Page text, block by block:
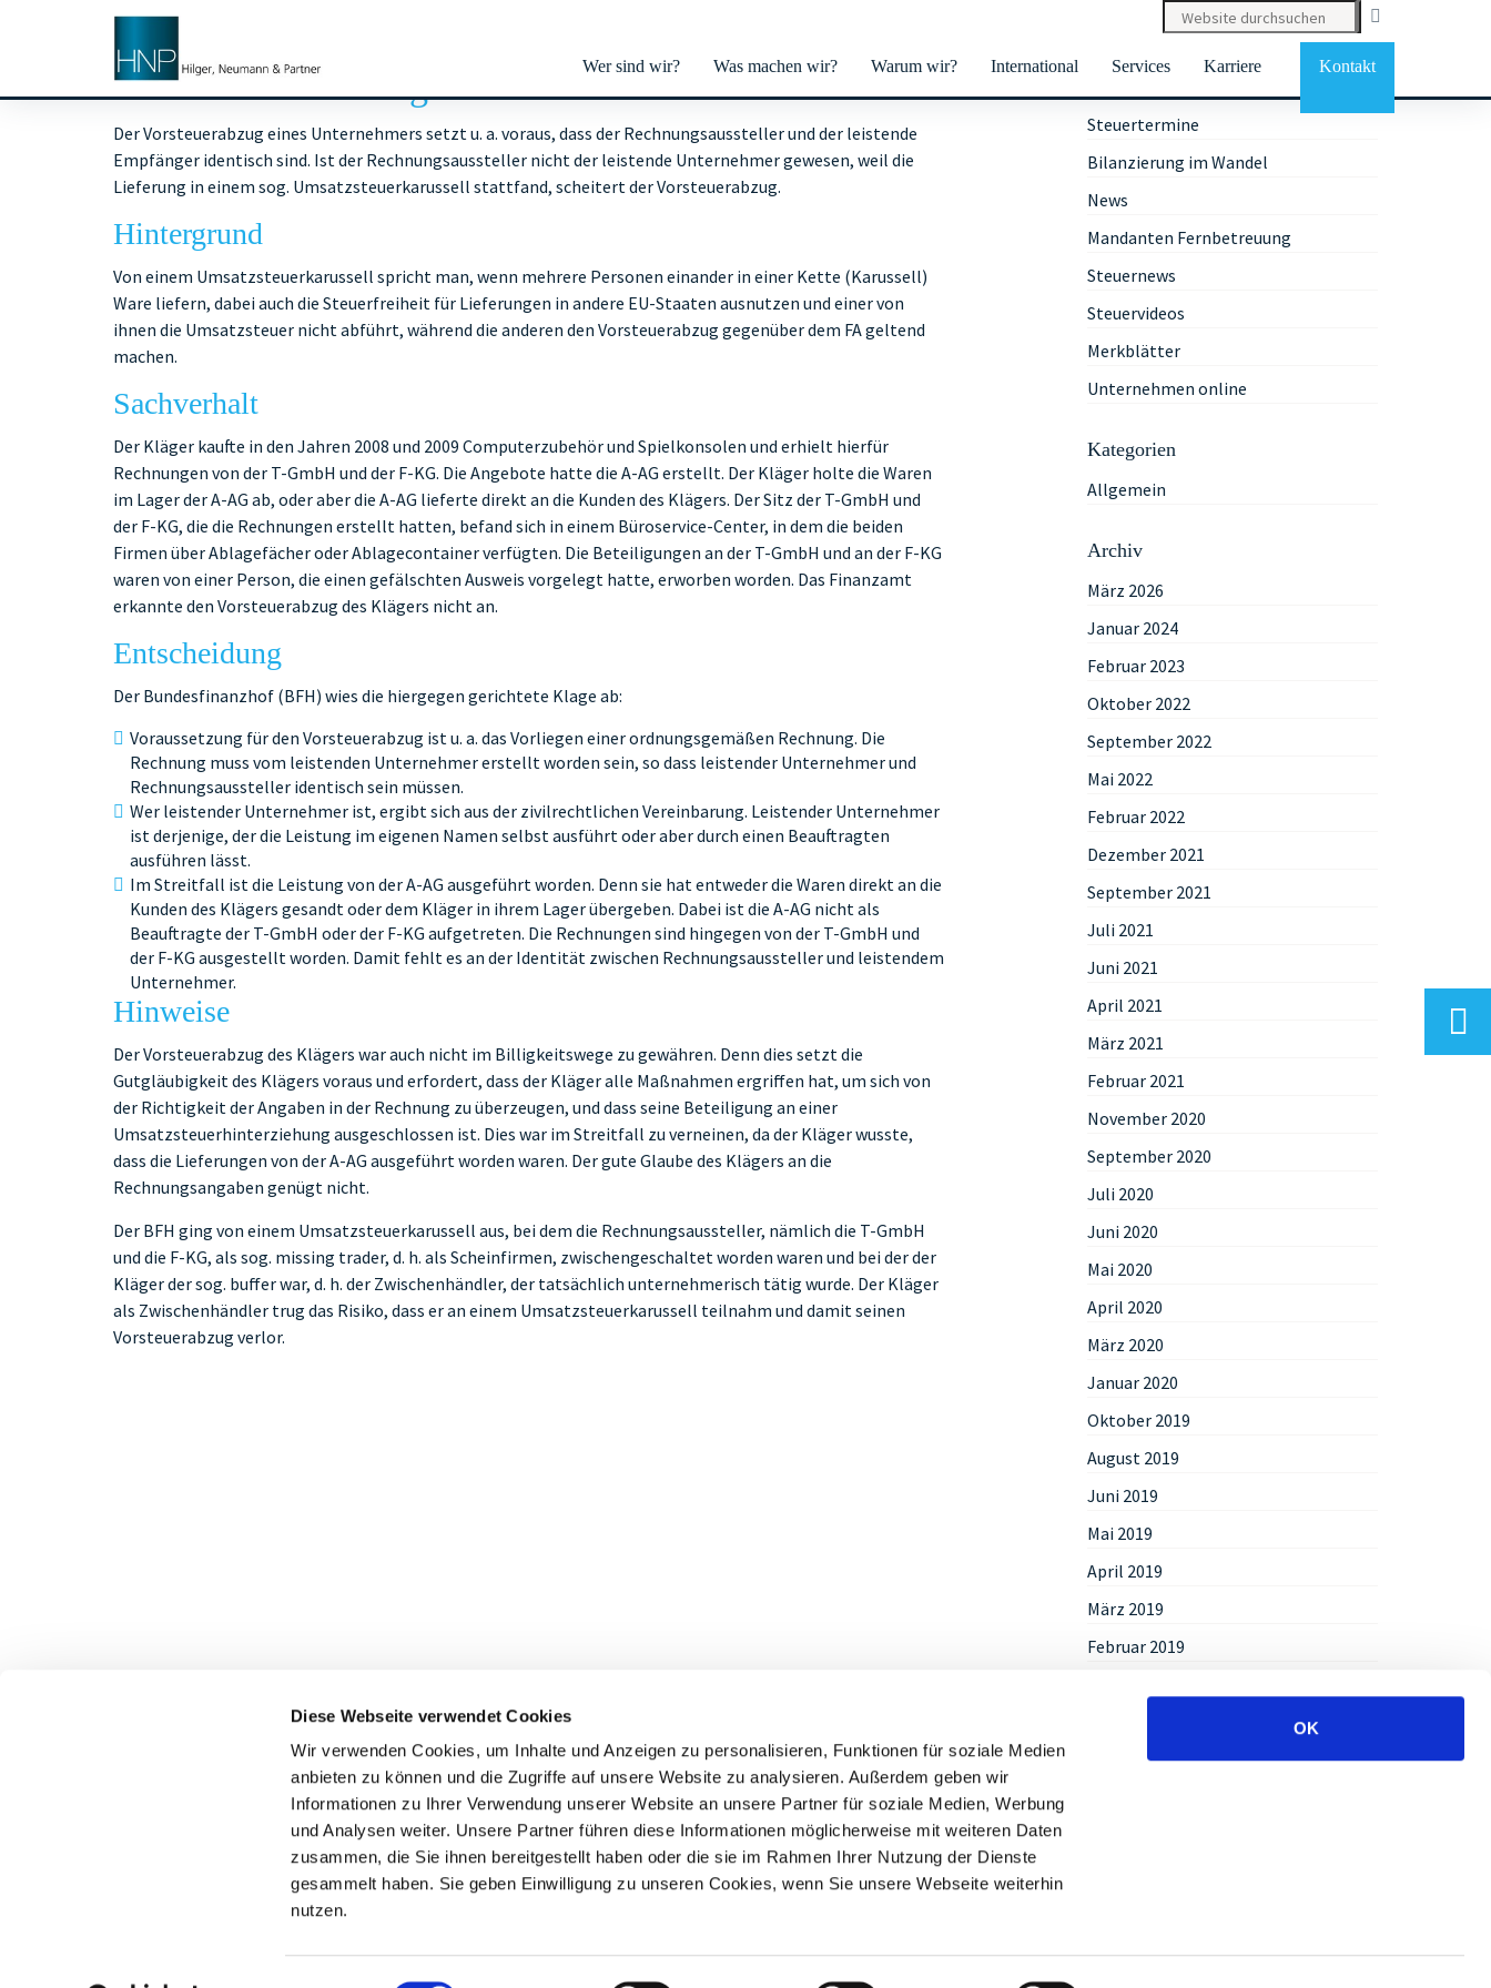
Diese Webseite verwendet Cookies
Wir verwenden Cookies, um Inhalte und Anzeigen zu personalisieren, Funktionen für soziale Medien
anbieten zu können und die Zugriffe auf unsere Website zu analysieren. Außerdem geben wir
Informationen zu Ihrer Verwendung unserer Website an unsere Partner für soziale Medien, Werbung
und Analysen weiter. Unsere Partner führen diese Informationen möglicherweise mit weiteren Daten
zusammen, die Sie ihnen bereitgestellt haben oder die sie im Rahmen Ihrer Nutzung der Dienste
gesammelt haben. Sie geben Einwilligung zu unseren Cookies, wenn Sie unsere Webseite weiterhin
nutzen.
OK
Wer sind wir? Was machen wir? Warum wir? International Services Karriere Kontakt
Kein Vorsteuerabzug im Umsatzsteuer-Karussell
Der Vorsteuerabzug eines Unternehmers setzt u. a. voraus, dass der Rechnungsaussteller und der leistende
Empfänger identisch sind. Ist der Rechnungsaussteller nicht der leistende Unternehmer gewesen, weil die
Lieferung in einem sog. Umsatzsteuerkarussell stattfand, scheitert der Vorsteuerabzug.
Hintergrund
Von einem Umsatzsteuerkarussell spricht man, wenn mehrere Personen einander in einer Kette (Karussell)
Ware liefern, dabei auch die Steuerfreiheit für Lieferungen in andere EU-Staaten ausnutzen und einer von
ihnen die Umsatzsteuer nicht abführt, während die anderen den Vorsteuerabzug gegenüber dem FA geltend
machen.
Sachverhalt
Der Kläger kaufte in den Jahren 2008 und 2009 Computerzubehör und Spielkonsolen und erhielt hierfür
Rechnungen von der T-GmbH und der F-KG. Die Angebote hatte die A-AG erstellt. Der Kläger holte die Waren
im Lager der A-AG ab, oder aber die A-AG lieferte direkt an die Kunden des Klägers. Der Sitz der T-GmbH und
der F-KG, die die Rechnungen erstellt hatten, befand sich in einem Büroservice-Center, in dem die beiden
Firmen über Ablagefächer oder Ablagecontainer verfügten. Die Beteiligungen an der T-GmbH und an der F-KG
waren von einer Person, die einen gefälschten Ausweis vorgelegt hatte, erworben worden. Das Finanzamt
erkannte den Vorsteuerabzug des Klägers nicht an.
Entscheidung
Der Bundesfinanzhof (BFH) wies die hiergegen gerichtete Klage ab:
Voraussetzung für den Vorsteuerabzug ist u. a. das Vorliegen einer ordnungsgemäßen Rechnung. Die
Rechnung muss vom leistenden Unternehmer erstellt worden sein, so dass leistender Unternehmer und
Rechnungsaussteller identisch sein müssen.
Wer leistender Unternehmer ist, ergibt sich aus der zivilrechtlichen Vereinbarung. Leistender Unternehmer
ist derjenige, der die Leistung im eigenen Namen selbst ausführt oder aber durch einen Beauftragten
ausführen lässt.
Im Streitfall ist die Leistung von der A-AG ausgeführt worden. Denn sie hat entweder die Waren direkt an die
Kunden des Klägers gesandt oder dem Kläger in ihrem Lager übergeben. Dabei ist die A-AG nicht als
Beauftragte der T-GmbH oder der F-KG aufgetreten. Die Rechnungen sind hingegen von der T-GmbH und
der F-KG ausgestellt worden. Damit fehlt es an der Identität zwischen Rechnungsaussteller und leistendem
Unternehmer.
Hinweise
Der Vorsteuerabzug des Klägers war auch nicht im Billigkeitswege zu gewähren. Denn dies setzt die
Gutgläubigkeit des Klägers voraus und erfordert, dass der Kläger alle Maßnahmen ergriffen hat, um sich von
der Richtigkeit der Angaben in der Rechnung zu überzeugen, und dass seine Beteiligung an einer
Umsatzsteuerhinterziehung ausgeschlossen ist. Dies war im Streitfall zu verneinen, da der Kläger wusste,
dass die Lieferungen von der A-AG ausgeführt worden waren. Der gute Glaube des Klägers an die
Rechnungsangaben genügt nicht.
Der BFH ging von einem Umsatzsteuerkarussell aus, bei dem die Rechnungsaussteller, nämlich die T-GmbH
und die F-KG, als sog. missing trader, d. h. als Scheinfirmen, zwischengeschaltet worden waren und bei der der
Kläger der sog. buffer war, d. h. der Zwischenhändler, der tatsächlich unternehmerisch tätig wurde. Der Kläger
als Zwischenhändler trug das Risiko, dass er an einem Umsatzsteuerkarussell teilnahm und damit seinen
Vorsteuerabzug verlor.
Steuertermine
Bilanzierung im Wandel
News
Mandanten Fernbetreuung
Steuernews
Steuervideos
Merkblätter
Unternehmen online
Kategorien
Allgemein
Archiv
März 2026
Januar 2024
Februar 2023
Oktober 2022
September 2022
Mai 2022
Februar 2022
Dezember 2021
September 2021
Juli 2021
Juni 2021
April 2021
März 2021
Februar 2021
November 2020
September 2020
Juli 2020
Juni 2020
Mai 2020
April 2020
März 2020
Januar 2020
Oktober 2019
August 2019
Juni 2019
Mai 2019
April 2019
März 2019
Februar 2019
November 2018